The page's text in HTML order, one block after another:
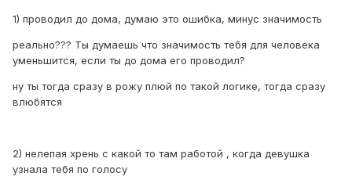
1) проводил до дома, думаю это ошибка, минус значимость
реально??? Ты думаешь что значимость тебя для человека
уменьшится, если ты до дома его проводил?
ну ты тогда сразу в рожу плюй по такой логике, тогда сразу
влюбятся
2) нелепая хрень с какой то там работой , когда девушка
узнала тебя по голосу